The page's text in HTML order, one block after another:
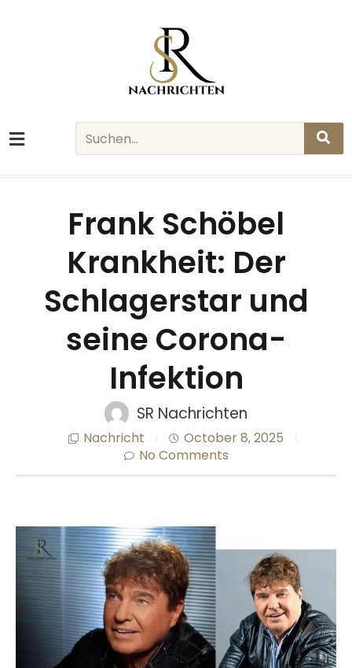
Frank Schöbel
Krankheit: Der
Schlagerstar und
seine Corona-
Infektion
SR Nachrichten
Nachricht
October 8, 2025
No Comments